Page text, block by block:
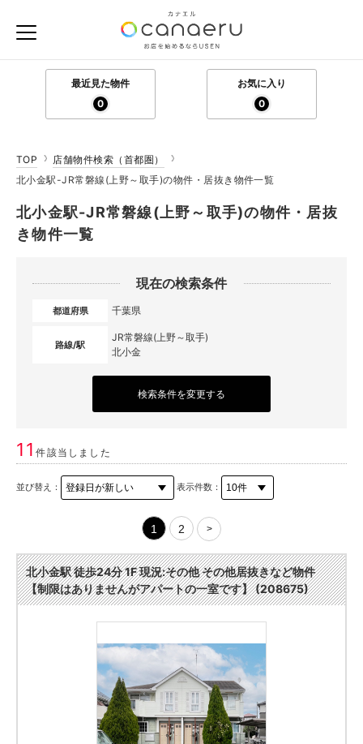
最近見た物件
0
お気に入り
0
TOP
店舗物件検索（首都圏）
北小金駅-JR常磐線(上野～取手)の物件・居抜き物件一覧
北小金駅-JR常磐線(上野～取手)の物件・居抜
き物件一覧
現在の検索条件
都道府県 千葉県
路線/駅
JR常磐線(上野～取手)
北小金
検索条件を変更する
11件該当しました
並び替え： 表示件数：
1 2 >
北小金駅 徒歩24分 1F 現況:その他 その他居抜きなど物件
【制限はありませんがアパートの一室です】 (208675)